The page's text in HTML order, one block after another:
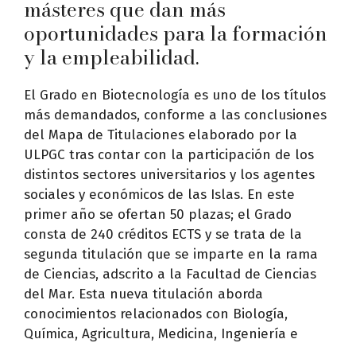
másteres que dan más
oportunidades para la formación
y la empleabilidad.
El Grado en Biotecnología es uno de los títulos
más demandados, conforme a las conclusiones
del Mapa de Titulaciones elaborado por la
ULPGC tras contar con la participación de los
distintos sectores universitarios y los agentes
sociales y económicos de las Islas. En este
primer año se ofertan 50 plazas; el Grado
consta de 240 créditos ECTS y se trata de la
segunda titulación que se imparte en la rama
de Ciencias, adscrito a la Facultad de Ciencias
del Mar. Esta nueva titulación aborda
conocimientos relacionados con Biología,
Química, Agricultura, Medicina, Ingeniería e